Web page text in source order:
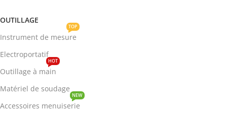
OUTILLAGE
Instrument de mesure
TOP
Electroportatif
Outillage à main
HOT
Matériel de soudage
Accessoires menuiserie
NEW